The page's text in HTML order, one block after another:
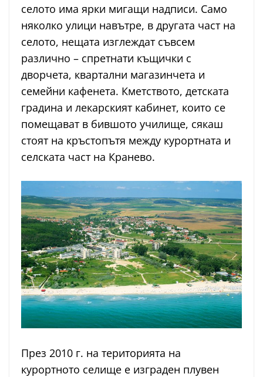
селото има ярки мигащи надписи. Само
няколко улици навътре, в другата част на
селото, нещата изглеждат съвсем
различно – спретнати къщички с
дворчета, квартални магазинчета и
семейни кафенета. Кметството, детската
градина и лекарският кабинет, които се
помещават в бившото училище, сякаш
стоят на кръстопътя между курортната и
селската част на Кранево.
През 2010 г. на територията на
курортното селище е изграден плувен